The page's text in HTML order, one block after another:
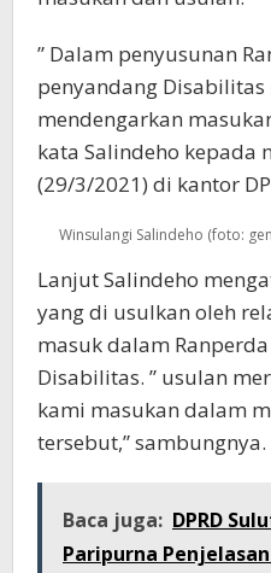
” Dalam penyusunan
penyandang
mendengarkan
kata Salindeho kepada
(29/3/2021) di kantor
Winsulangi Salindeho (foto:
Lanjut Salindeho
yang di usulkan oleh
masuk dalam
Disabilitas. ” usulan
kami masukan dalam
tersebut,” sambungnya.
Baca juga: DPRD
Paripurna